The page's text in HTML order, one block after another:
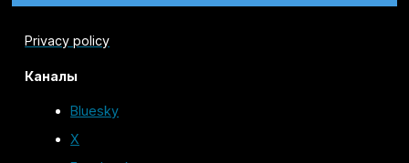
Privacy policy
Каналы
Bluesky
X